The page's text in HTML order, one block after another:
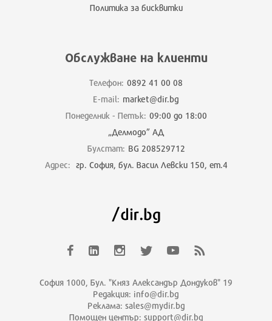
Политика за бисквитки
Обслужване на клиенти
Телефон: 0892 41 00 08
E-mail: market@dir.bg
Понеделник - Петък: 09:00 до 18:00
„Делмодо” АД
Булстат: BG 208529712
Адрес: гр. София, бул. Васил Левски 150, ет.4
София 1000, Бул. "Княз Александър Дондуков" 19
Редакция: info@dir.bg
Реклама: sales@mydir.bg
Помощен център: support@dir.bg